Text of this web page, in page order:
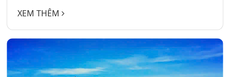
XEM THÊM